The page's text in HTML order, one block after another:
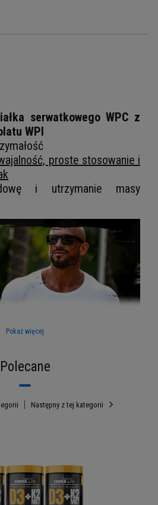
serwatkowego WPC z
WPI
proste stosowanie i
i utrzymanie masy
jakości odżywki białkowej,
jest najlepsza? Na rynku
Pokaż więcej
Polecane
Następny z tej kategorii